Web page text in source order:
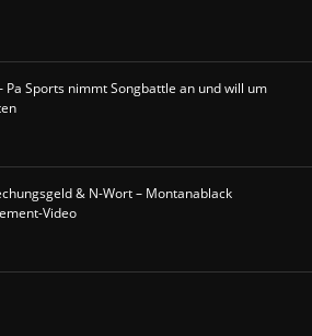
Pa Sports nimmt Songbattle an und will um
& N-Wort – Montanablack
Video